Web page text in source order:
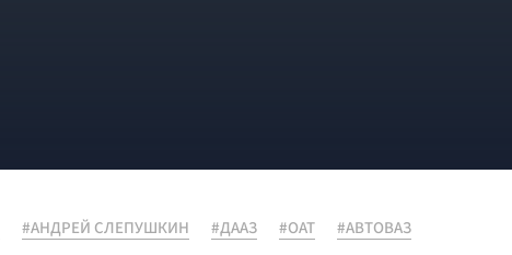
#АНДРЕЙ СЛЕПУШКИН #ДААЗ #ОАТ
#АВТОВАЗ